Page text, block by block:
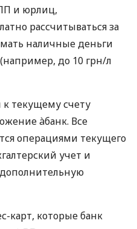
и юрлиц,
рассчитываться за
наличные деньги
до 10 грн/л
к текущему счету
àбанк. Все
операциями текущего
учет и
карт, которые банк